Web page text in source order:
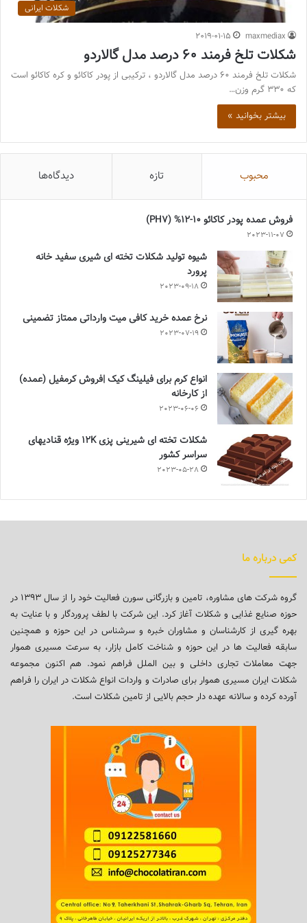
شکلات ایرانی
maxmediax
2019-01-15
شکلات تلخ فرمند 60 درصد مدل گالاردو
شکلات تلخ فرمند 60 درصد مدل گالاردو ، ترکیبی از پودر کاکائو و کره کاکائو است
که 330 گرم وزن…
بیشتر بخوانید »
محبوب تازه دیدگاه‌ها
فروش عمده پودر کاکائو 10-12% (PH7)
2023-11-07
شیوه تولید شکلات تخته ای شیری سفید خانه
پرورد
2023-09-18
نرخ عمده خرید کافی میت وارداتی ممتاز تضمینی
2023-07-19
انواع کرم برای فیلینگ کیک |فروش کرمفیل (عمده)
از کارخانه
2023-06-06
شکلات تخته ای شیرینی پزی 12K ویژه قنادیهای
سراسر کشور
2023-05-28
کمی درباره ما
گروه شرکت های مشاوره، تامین و بازرگانی سورن فعالیت خود را از سال ۱۳۹۳ در
حوزه صنایع غذایی و شکلات آغاز کرد. این شرکت با لطف پروردگار و با عنایت به
بهره گیری از کارشناسان و مشاوران خبره و سرشناس در این حوزه و همچنین
سابقه فعالیت ها در این حوزه و شناخت کامل بازار، به سرعت مسیری هموار
جهت معاملات تجاری داخلی و بین الملل فراهم نمود. هم اکنون مجموعه
شکلات ایران مسیری هموار برای صادرات و واردات انواع شکلات در ایران را فراهم
آورده کرده و سالانه عهده دار حجم بالایی از تامین شکلات است.